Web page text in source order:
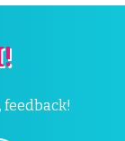
feedback!